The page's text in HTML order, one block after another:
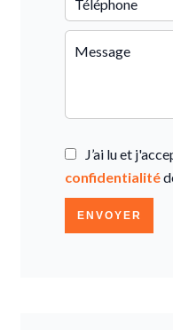
J’ai lu et
confidentialité
ENVOYER